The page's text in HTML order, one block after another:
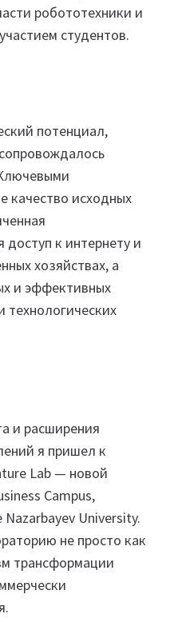
робототехники и
студентов.
потенциал,
качество исходных
к интернету и
хозяйствах, а
и эффективных
и расширения
я пришел к
Lab — новой
Campus,
University.
не просто как
трансформации